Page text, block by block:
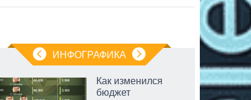
ИНФОГРАФИКА
Как изменился
бюджет